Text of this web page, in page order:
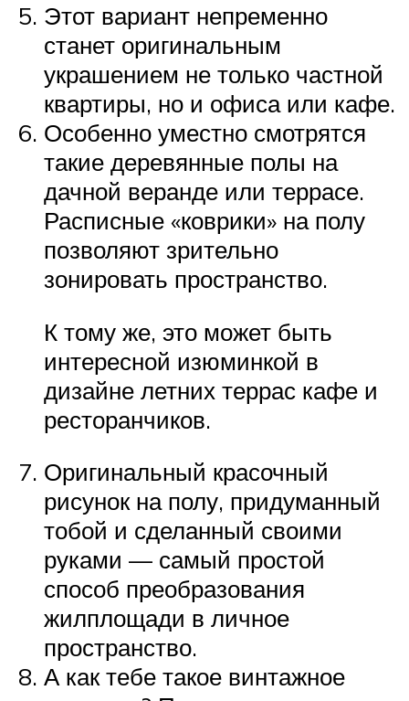
Этот вариант непременно
станет оригинальным
украшением не только частной
квартиры, но и офиса или кафе.
Особенно уместно смотрятся
такие деревянные полы на
дачной веранде или террасе.
Расписные «коврики» на полу
позволяют зрительно
зонировать пространство.
К тому же, это может быть
интересной изюминкой в
дизайне летних террас кафе и
ресторанчиков.
Оригинальный красочный
рисунок на полу, придуманный
тобой и сделанный своими
руками — самый простой
способ преобразования
жилплощади в личное
пространство.
А как тебе такое винтажное